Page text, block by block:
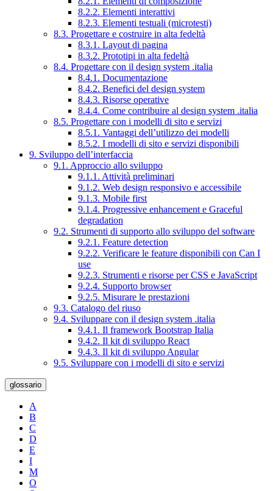
8.2.2. Elementi interattivi
8.2.3. Elementi testuali (microtesti)
8.3. Progettare e costruire in alta fedeltà
8.3.1. Layout di pagina
8.3.2. Prototipi in alta fedeltà
8.4. Progettare con il design system .italia
8.4.1. Documentazione
8.4.2. Benefici del design system
8.4.3. Risorse operative
8.4.4. Come contribuire al design system .italia
8.5. Progettare con i modelli di sito e servizi
8.5.1. Vantaggi dell’utilizzo dei modelli
8.5.2. I modelli di sito e servizi disponibili
9. Sviluppo dell’interfaccia
9.1. Approccio allo sviluppo
9.1.1. Attività preliminari
9.1.2. Web design responsivo e accessibile
9.1.3. Mobile first
9.1.4. Progressive enhancement e Graceful
degradation
9.2. Strumenti di supporto allo sviluppo del software
9.2.1. Feature detection
9.2.2. Verificare le feature disponibili con Can I
use
9.2.3. Strumenti e risorse per CSS e JavaScript
9.2.4. Supporto browser
9.2.5. Misurare le prestazioni
9.3. Catalogo del riuso
9.4. Sviluppare con il design system .italia
9.4.1. Il framework Bootstrap Italia
9.4.2. Il kit di sviluppo React
9.4.3. Il kit di sviluppo Angular
9.5. Sviluppare con i modelli di sito e servizi
glossario
A
B
C
D
E
I
M
O